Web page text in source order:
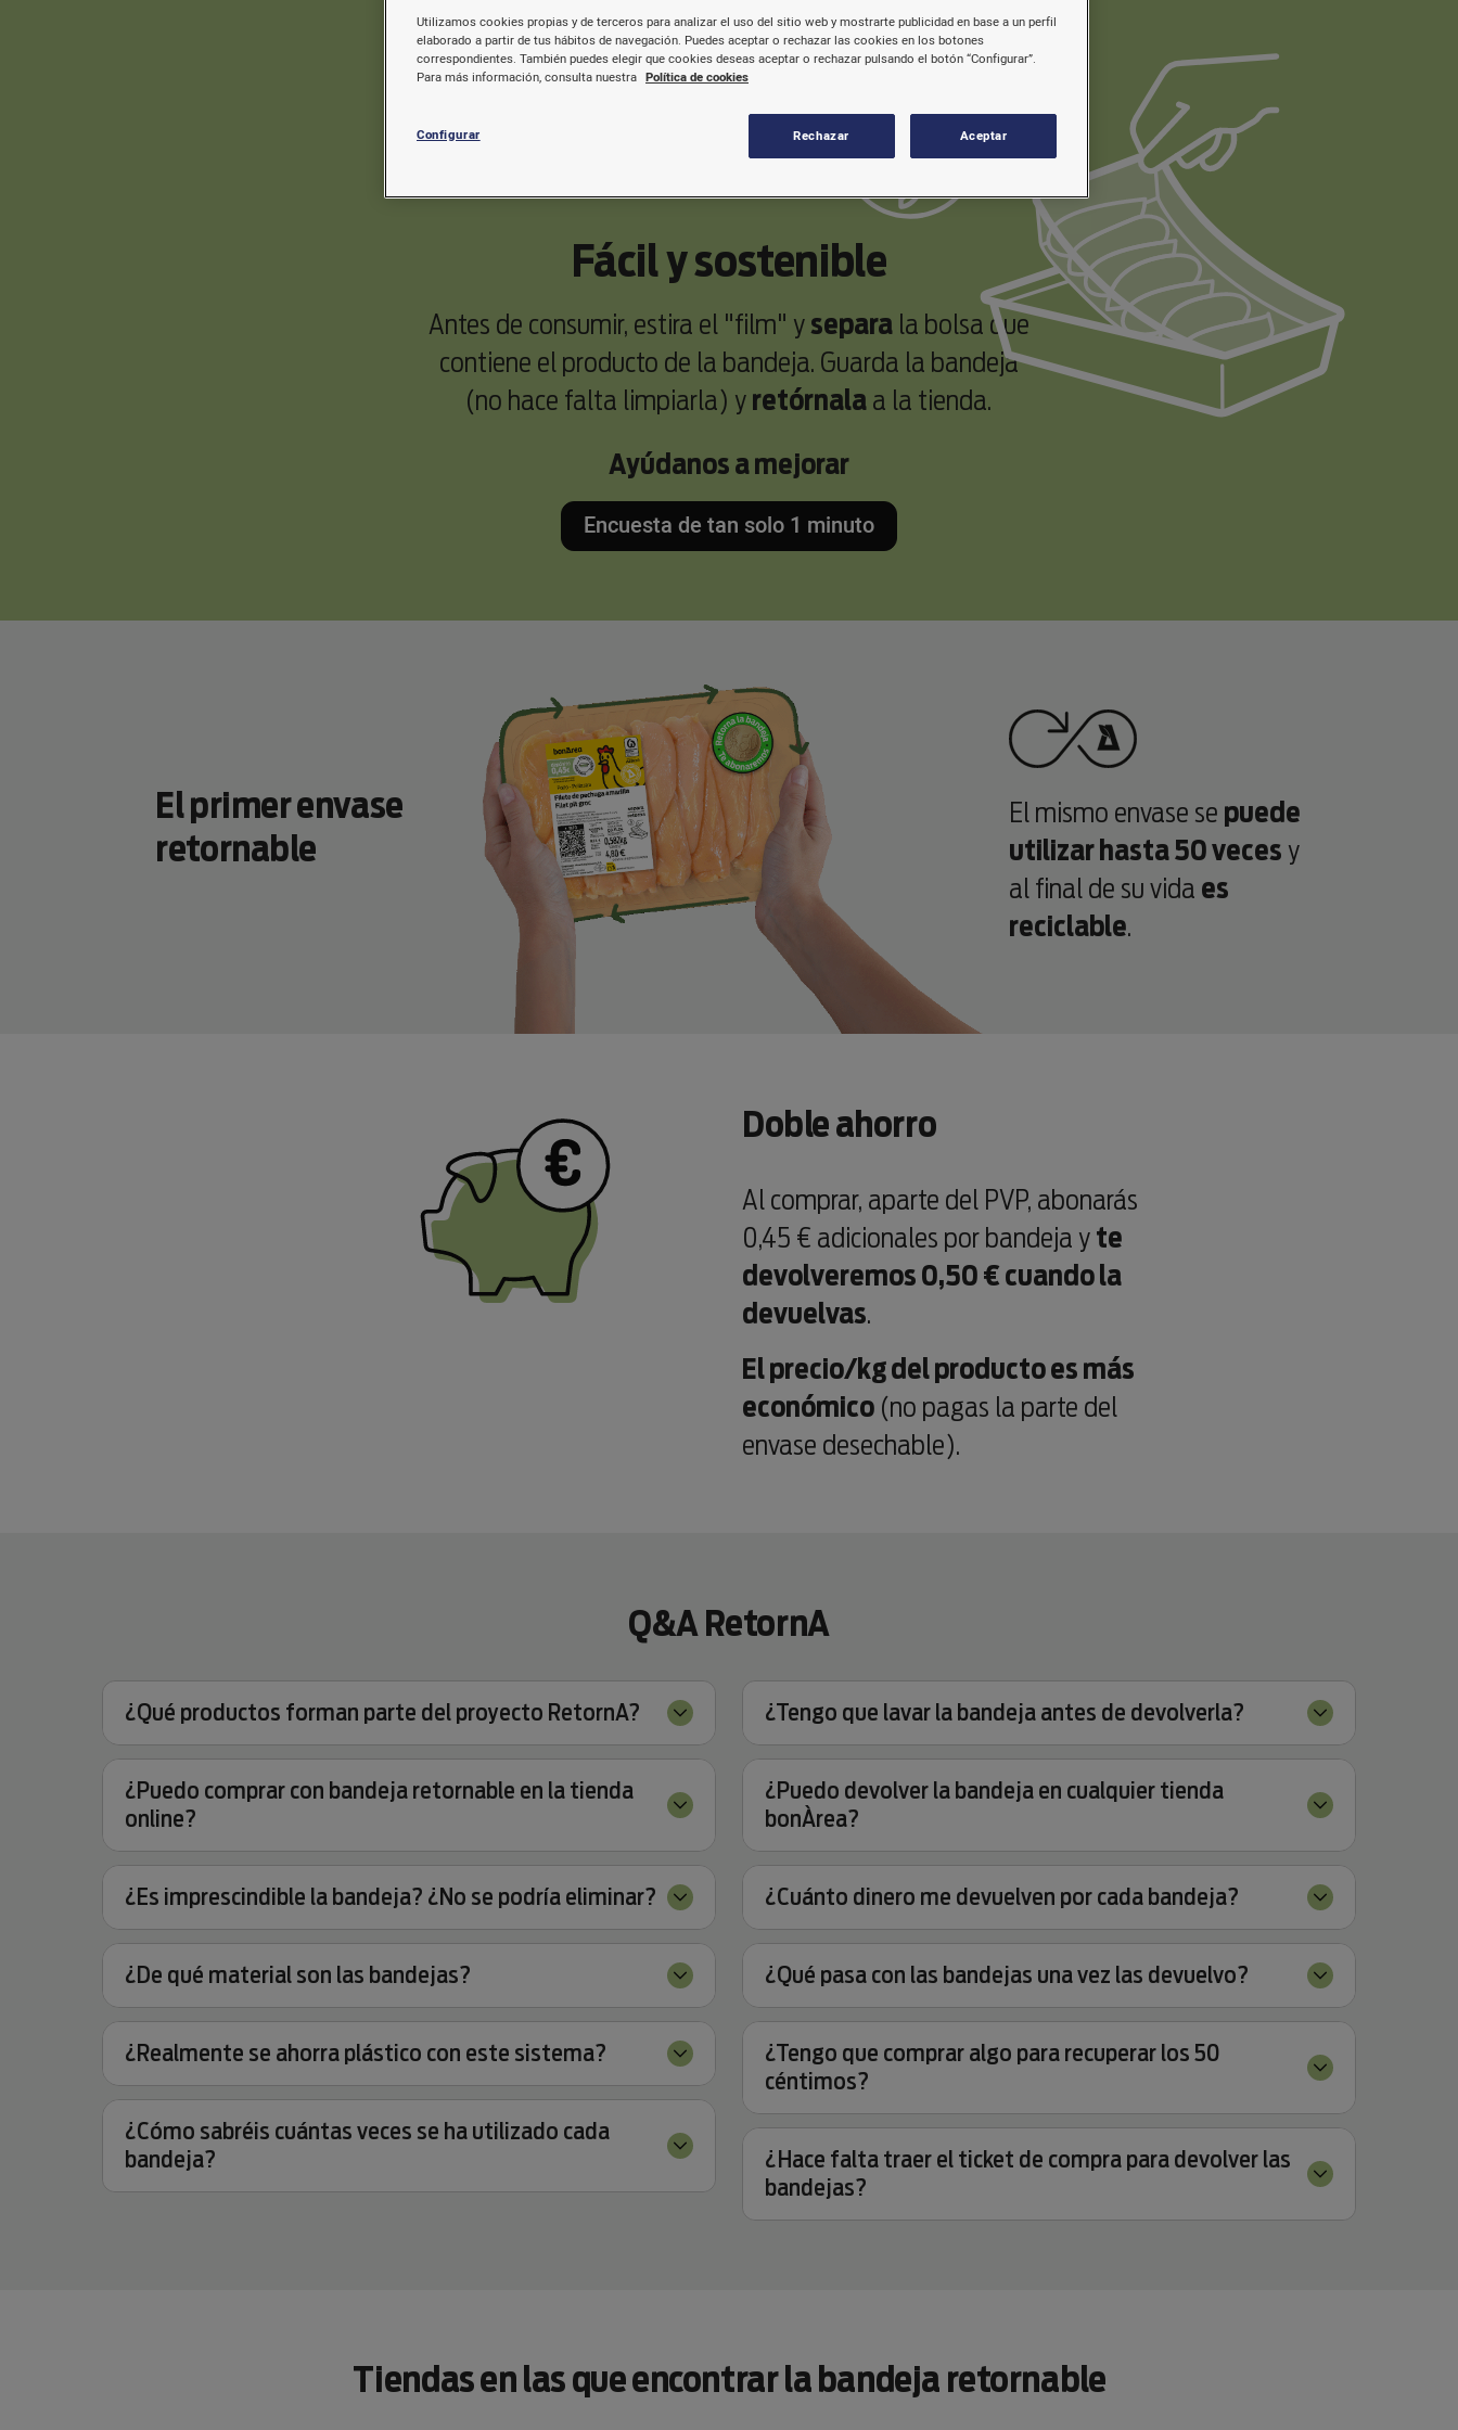
Fácil y sostenible
Antes de consumir, estira el "film" yseparala bolsa que
contiene el producto de la bandeja. Guarda la bandeja
(no hace falta limpiarla) y retórnala a la tienda.
Ayúdanos a mejorar
Encuesta de tan solo 1 minuto
El primer envase
retornable
El mismo envase se puede
utilizar hasta 50 veces y
al final de su vida es
reciclable.
Doble ahorro
Al comprar, aparte del PVP, abonarás
0,45 € adicionales por bandeja y te
devolveremos 0,50 € cuando la
devuelvas.
El precio/kg del producto es más
económico (no pagas la parte del
envase desechable).
Q&A RetornA
¿Qué productos forman parte del proyecto RetornA?
¿Puedo comprar con bandeja retornable en la tienda
online?
¿Es imprescindible la bandeja? ¿No se podría eliminar?
¿De qué material son las bandejas?
¿Realmente se ahorra plástico con este sistema?
¿Cómo sabréis cuántas veces se ha utilizado cada
bandeja?
¿Tengo que lavar la bandeja antes de devolverla?
¿Puedo devolver la bandeja en cualquier tienda
bonÀrea?
¿Cuánto dinero me devuelven por cada bandeja?
¿Qué pasa con las bandejas una vez las devuelvo?
¿Tengo que comprar algo para recuperar los 50
céntimos?
¿Hace falta traer el ticket de compra para devolver las
bandejas?
Tiendas en las que encontrar la bandeja retornable
Utilizamos cookies propias y de terceros para analizar el uso del sitio web y mostrarte publicidad en base a un perfil
elaborado a partir de tus hábitos de navegación. Puedes aceptar o rechazar las cookies en los botones
correspondientes. También puedes elegir que cookies deseas aceptar o rechazar pulsando el botón “Configurar”.
Para más información, consulta nuestra Política de cookies
Configurar Rechazar Aceptar